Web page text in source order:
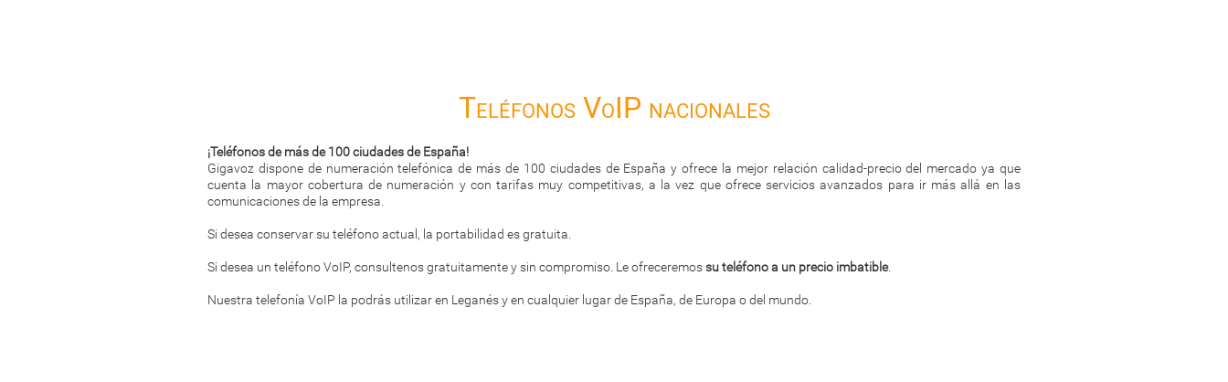
Teléfonos VoIP nacionales
¡Teléfonos de más de 100 ciudades de España!
Gigavoz dispone de numeración telefónica de más de 100 ciudades de España y ofrece la mejor relación calidad-precio del mercado ya que
cuenta la mayor cobertura de numeración y con tarifas muy competitivas, a la vez que ofrece servicios avanzados para ir más allá en las
comunicaciones de la empresa.
Si desea conservar su teléfono actual, la portabilidad es gratuita.
Si desea un teléfono VoIP, consultenos gratuitamente y sin compromiso. Le ofreceremossu teléfono a un precio imbatible.
Nuestra telefonía VoIP la podrás utilizar en Leganés y en cualquier lugar de España, de Europa o del mundo.